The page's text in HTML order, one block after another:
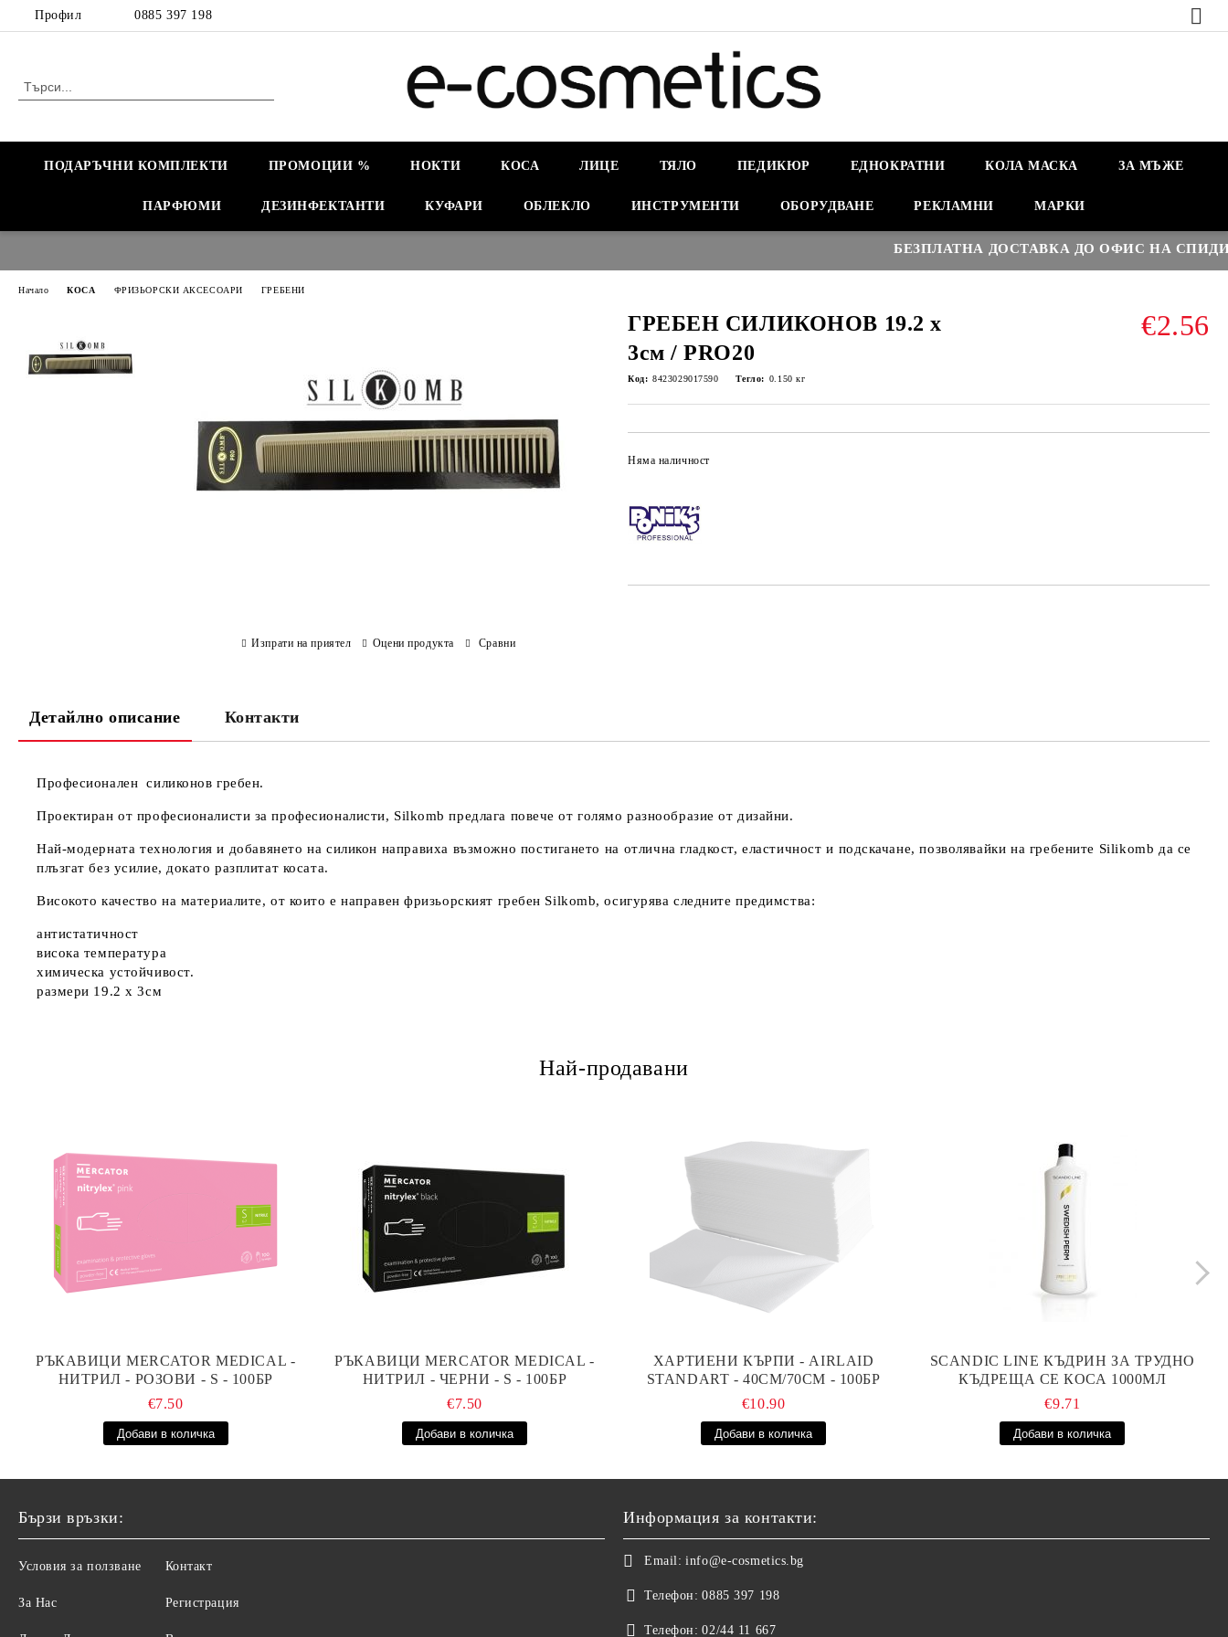
Профил 0885 397 198
ПОДАРЪЧНИ КОМПЛЕКТИ ПРОМОЦИИ % НОКТИ КОСА ЛИЦЕ ТЯЛО ПЕДИКЮР ЕДНОКРАТНИ КОЛА МАСКА ЗА МЪЖЕ
ПАРФЮМИ ДЕЗИНФЕКТАНТИ КУФАРИ ОБЛЕКЛО ИНСТРУМЕНТИ ОБОРУДВАНЕ РЕКЛАМНИ МАРКИ
БЕЗПЛАТНА ДОСТАВКА ДО ОФИС НА СПИДИ
Начало КОСА ФРИЗЬОРСКИ АКСЕСОАРИ ГРЕБЕНИ
ГРЕБЕН СИЛИКОНОВ 19.2 х
3см / PRO20
€2.56
Код: 8423029017590 Тегло: 0.150 кг
Няма наличност
Изпрати на приятел Оцени продукта Сравни
Детайлно описание Контакти
Професионален силиконов гребен.
Проектиран от професионалисти за професионалисти, Silkomb предлага повече от голямо разнообразие от дизайни.
Най-модерната технология и добавянето на силикон направиха възможно постигането на отлична гладкост, еластичност и подскачане, позволявайки на гребените Silikomb да се
плъзгат без усилие, докато разплитат косата.
Високото качество на материалите, от които е направен фризьорският гребен Silkomb, осигурява следните предимства:
антистатичност
висока температура
химическа устойчивост.
размери 19.2 х 3см
Най-продавани
РЪКАВИЦИ MERCATOR MEDICAL -
НИТРИЛ - РОЗОВИ - S - 100БР
€7.50
РЪКАВИЦИ MERCATOR MEDICAL -
НИТРИЛ - ЧЕРНИ - S - 100БР
€7.50
ХАРТИЕНИ КЪРПИ - AIRLAID
STANDART - 40СМ/70СМ - 100БР
€10.90
SCANDIC LINE КЪДРИН ЗА ТРУДНО
КЪДРЕЩА СЕ КОСА 1000МЛ
€9.71
Бързи връзки:
Условия за ползване
За Нас
Контакт
Регистрация
Информация за контакти:
Email: info@e-cosmetics.bg
Телефон: 0885 397 198
Телефон: 02/44 11 667